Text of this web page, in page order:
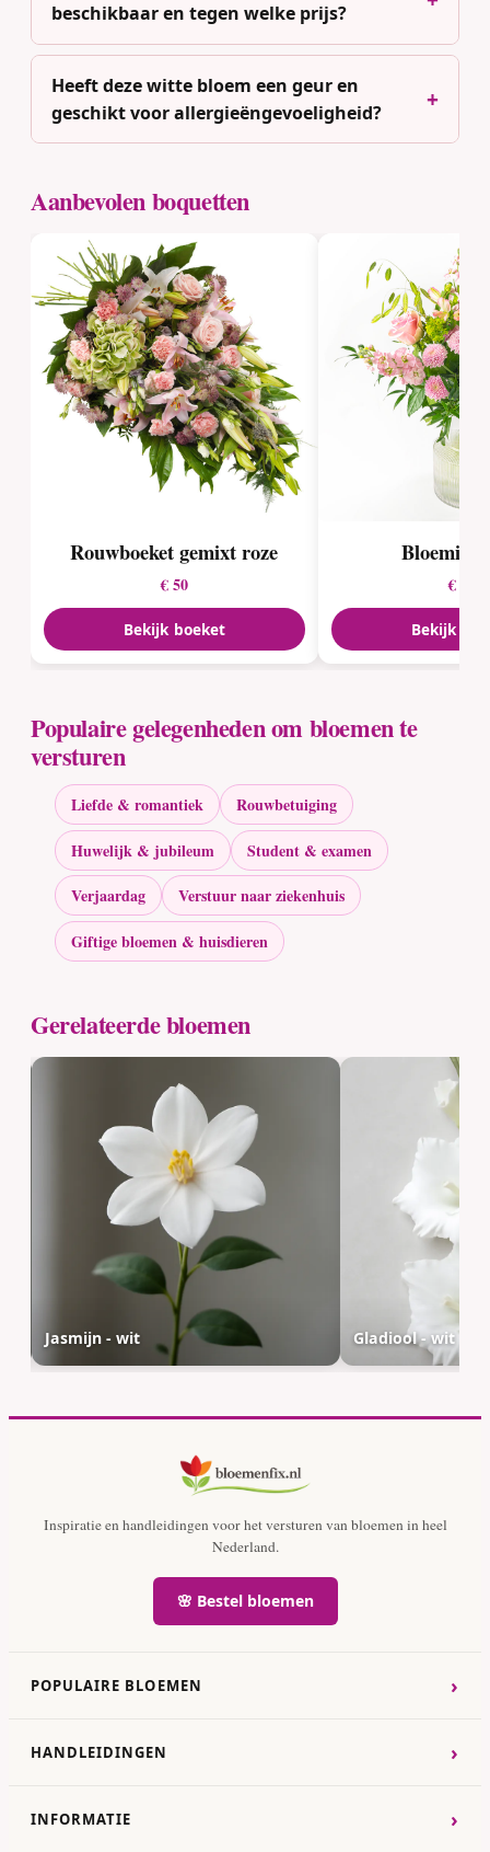
beschikbaar en tegen welke prijs?
Heeft deze witte bloem een geur en
geschikt voor allergieëngevoeligheid?
Aanbevolen boquetten
Rouwboeket gemixt roze
€ 50
Bekijk boeket
Bloemist
€ 22
Bekijk
Populaire gelegenheden om bloemen te
versturen
Liefde & romantiek
Rouwbetuiging
Huwelijk & jubileum
Student & examen
Verjaardag
Verstuur naar ziekenhuis
Giftige bloemen & huisdieren
Gerelateerde bloemen
Jasmijn - wit Gladiool - wit
Inspiratie en handleidingen voor het versturen van bloemen in heel
Nederland.
🌸 Bestel bloemen
POPULAIRE BLOEMEN ›
HANDLEIDINGEN ›
INFORMATIE ›